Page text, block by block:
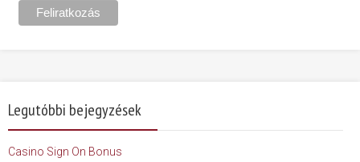
Legutóbbi bejegyzések
Casino Sign On Bonus